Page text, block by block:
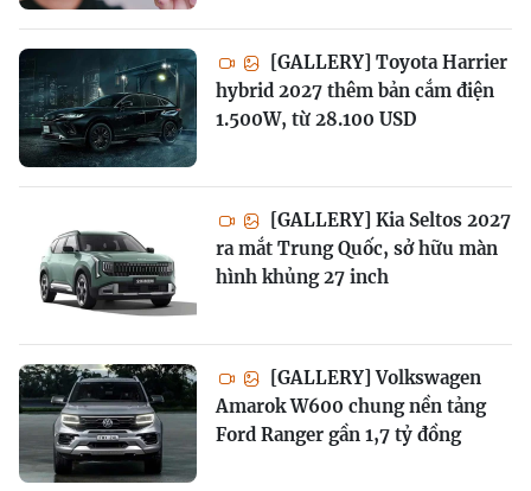
[GALLERY] Toyota Harrier
hybrid 2027 thêm bản cắm điện
1.500W, từ 28.100 USD
[GALLERY] Kia Seltos 2027
ra mắt Trung Quốc, sở hữu màn
hình khủng 27 inch
[GALLERY] Volkswagen
Amarok W600 chung nền tảng
Ford Ranger gần 1,7 tỷ đồng